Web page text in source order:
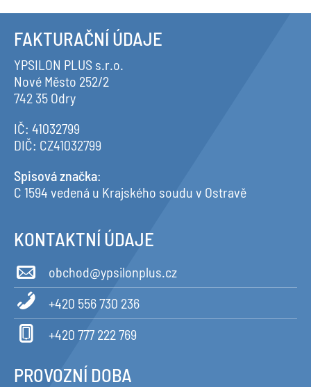
FAKTURAČNÍ ÚDAJE
YPSILON PLUS s.r.o.
Nové Město 252/2
742 35 Odry
IČ: 41032799
DIČ: CZ41032799
Spisová značka:
C 1594 vedená u Krajského soudu v Ostravě
KONTAKTNÍ ÚDAJE
obchod@ypsilonplus.cz
+420 556 730 236
+420 777 222 769
PROVOZNÍ DOBA